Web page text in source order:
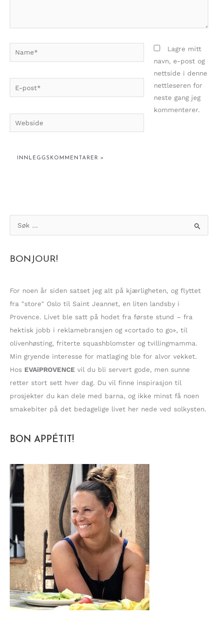
post*
Webside
Lagre mitt
navn, e-post og
nettside i denne
nettleseren for
neste gang jeg
kommenterer.
ø
e
e
:
BONJOUR!
For noen år siden satset jeg alt på kjærligheten, og flyttet
fra "store" Oslo til Saint Jeannet, en liten landsby i
Provence. Livet ble satt på hodet fra første stund – fra
hektisk jobb i reklamebransjen og «cortado to go», til
olivenhøsting, friterte squashblomster og tvillingmamma.
Min gryende interesse for matlaging ble for alvor vekket.
Hos EVAiPROVENCE vil du bli servert gode, men sunne
retter stort sett hver dag. Du vil finne inspirasjon til
prosjekter du kan dele med barna, og ikke minst få noen
smakebiter på det bedagelige livet her nede ved solkysten.
BON APPÉTIT!